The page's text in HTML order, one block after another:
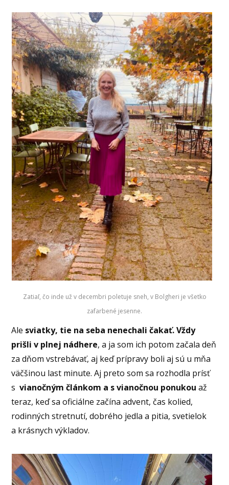
Zatiaľ, čo inde už v decembri poletuje sneh, v Bolgheri je všetko
zafarbené jesenne.
Ale sviatky, tie na seba nenechali čakať. Vždy
prišli v plnej nádhere, a ja som ich potom začala deň
za dňom vstrebávať, aj keď prípravy boli aj sú u mňa
väčšinou last minute. Aj preto som sa rozhodla prísť
s vianočným článkom a s vianočnou ponukouaž
teraz, keď sa oficiálne začína advent, čas kolied,
rodinných stretnutí, dobrého jedla a pitia, svetielok
a krásnych výkladov.